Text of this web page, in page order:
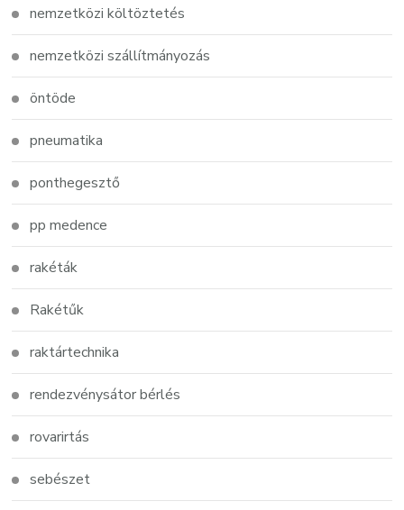
nemzetközi költöztetés
nemzetközi szállítmányozás
öntöde
pneumatika
ponthegesztő
pp medence
rakéták
Rakétűk
raktártechnika
rendezvénysátor bérlés
rovarirtás
sebészet